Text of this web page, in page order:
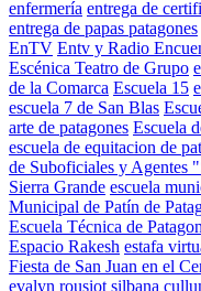
enfermería entrega de
entrega de papas patagones
EnTV Entv y Radio
Escénica Teatro de Grupo
de la Comarca Escuela 15
escuela 7 de San Blas
arte de patagones Escuela
escuela de equitacion de
de Suboficiales y Agentes
Sierra Grande escuela
Municipal de Patín de
Escuela Técnica de
Espacio Rakesh estafa
Fiesta de San Juan en el
evalyn rousiot silbana